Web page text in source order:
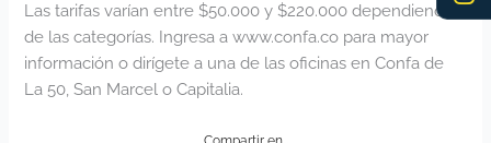
Las tarifas varían entre $50.000 y $220.000 dependiendo
de las categorías. Ingresa a www.confa.co para mayor
información o dirígete a una de las oficinas en Confa de
La 50, San Marcel o Capitalia.